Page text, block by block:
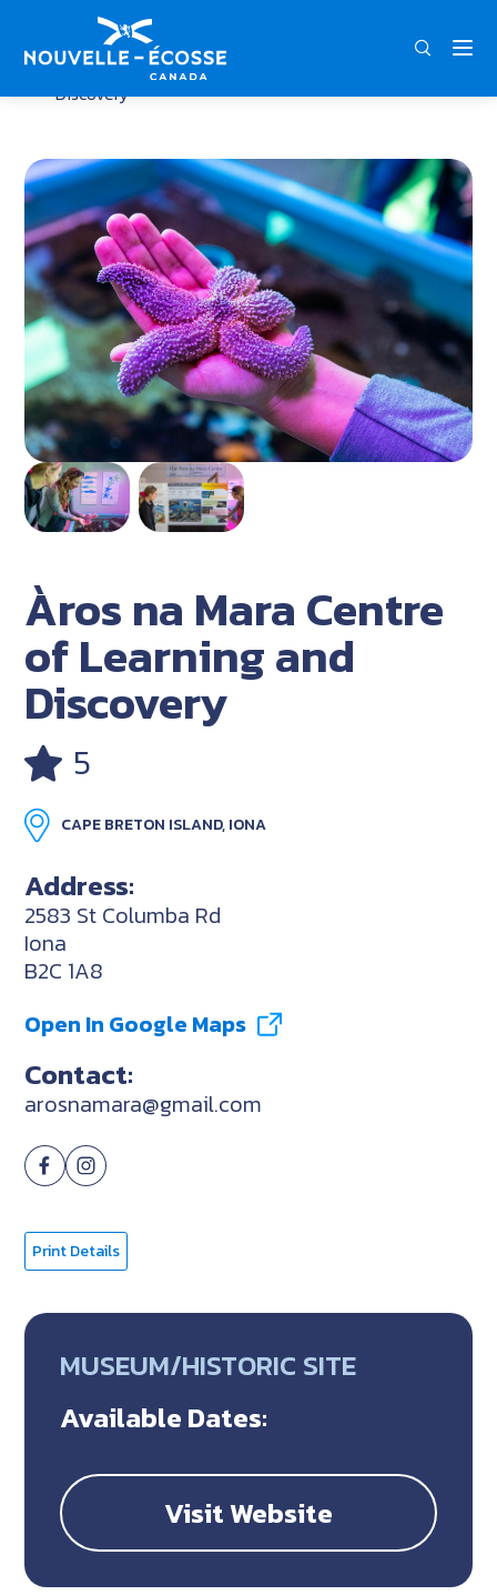
FRA
Home Àros na Mara Centre of Learning and
Discovery
Àros na Mara Centre
of Learning and
Discovery
5
CAPE BRETON ISLAND, IONA
Address:
2583 St Columba Rd
Iona
B2C 1A8
Open In Google Maps
Contact:
arosnamara@gmail.com
Print Details
MUSEUM/HISTORIC SITE
Available Dates:
Visit Website